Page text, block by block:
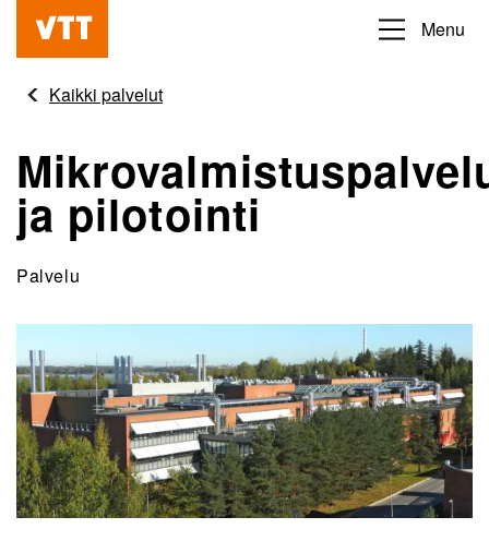
Hyppää
pääsisältöön
Beyond
obvious
Menu
Kaikki palvelut
ja pilotointi
Palvelu